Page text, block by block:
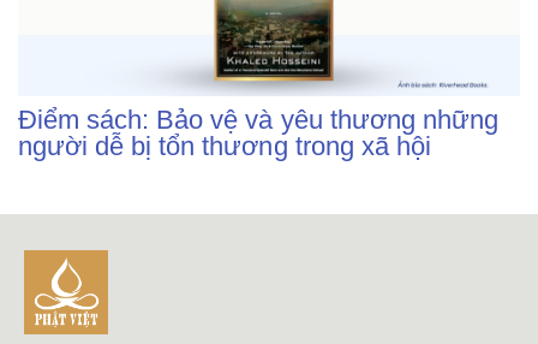
Điểm sách: Bảo vệ và yêu thương những
người dễ bị tổn thương trong xã hội